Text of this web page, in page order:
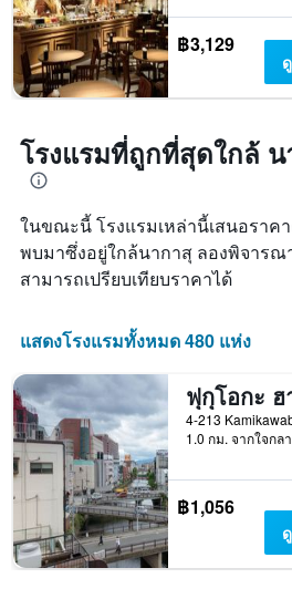
฿3,129
โรงแรมที่ถูกที่สุดใกล้
ในขณะนี้ โรงแรมเหล่านี้เสนอราค
พบมาซึ่งอยู่ใกล้นากาสุ ลองพิจาร
สามารถเปรียบเทียบราคาได้
แสดงโรงแรมทั้งหมด 480 แห่ง
1.0 กม. จากใจกล
฿1,056